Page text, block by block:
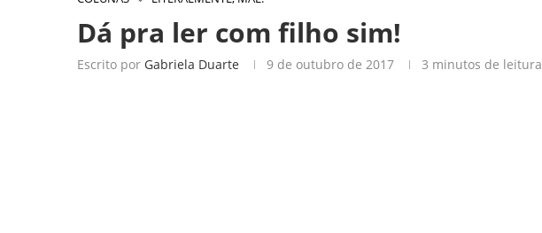
Dá pra ler com filho sim!
Escrito por Gabriela Duarte 9 de outubro de 2017 3 minutos de leitura